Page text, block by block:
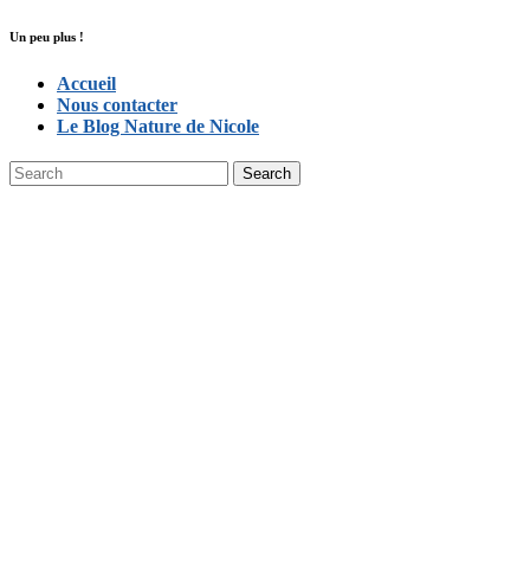
Un peu plus !
Accueil
Nous contacter
Le Blog Nature de Nicole